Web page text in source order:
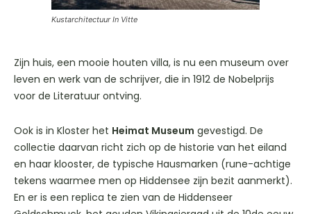
Kustarchitectuur In Vitte
Zijn huis, een mooie houten villa, is nu een museum over
leven en werk van de schrijver, die in 1912 de Nobelprijs
voor de Literatuur ontving.
Ook is in Kloster het Heimat Museum gevestigd. De
collectie daarvan richt zich op de historie van het eiland
en haar klooster, de typische Hausmarken (rune-achtige
tekens waarmee men op Hiddensee zijn bezit aanmerkt).
En er is een replica te zien van de Hiddenseer